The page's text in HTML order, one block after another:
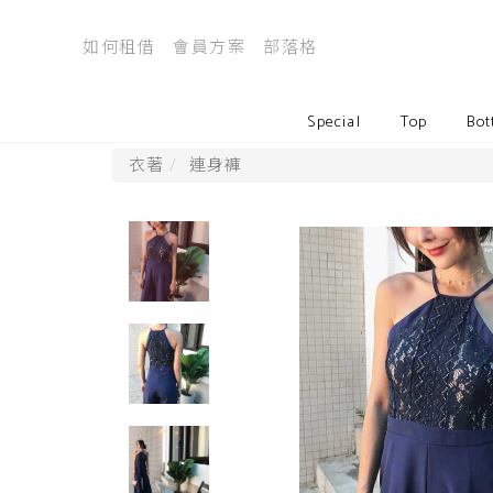
如何租借 會員方案 部落格
Special Top
衣著 連身褲